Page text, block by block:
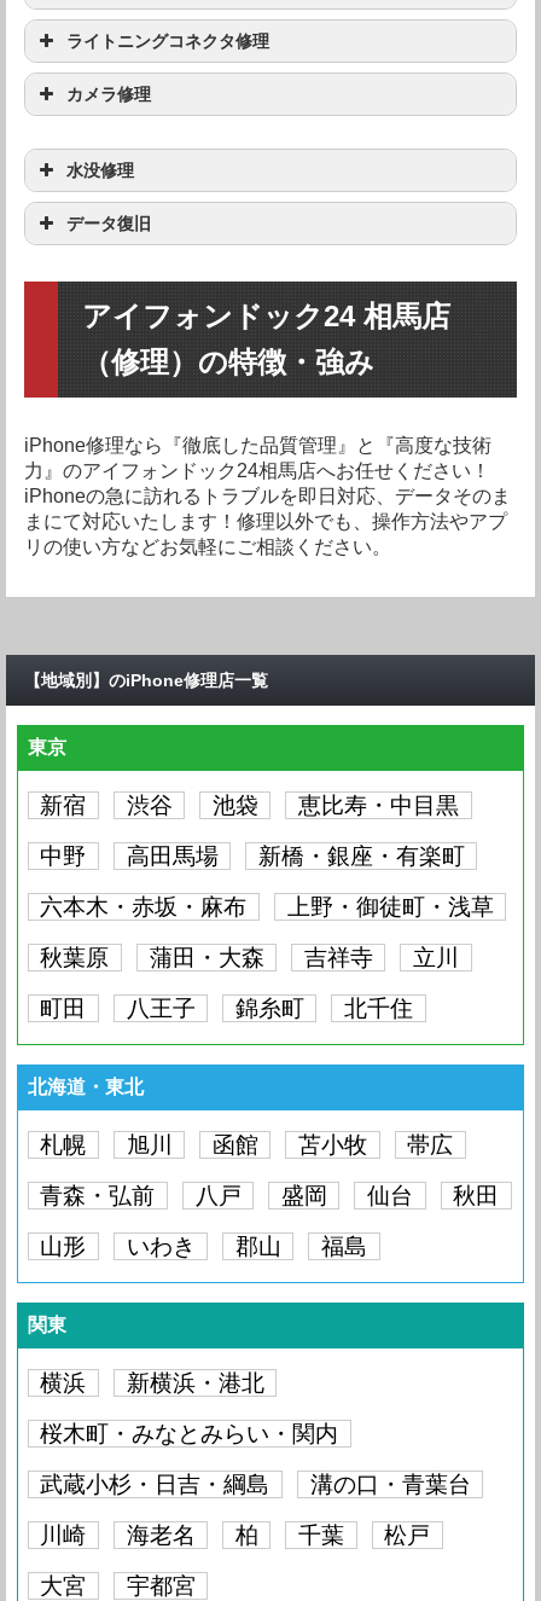
iPhone X 要問い合わせ
iPhone8 Plus
iPhone7 Plus 要問い合わせ
iPhone7 要問い合わせ
iPhone SE 要問い合わせ
iPhone6S Plus 要問い合わせ
iPhone6 Plus 要問い合わせ
iPhone6 要問い合わせ
iPhone5S 要問い合わせ
iPhone5C 要問い合わせ
iPhone5 要問い合わせ
iPhone4S 要問い合わせ
iPhone4 要問い合わせ
機種 修理料金
iPhone X 要問い合わせ
iPhone8 要問い合わせ
iPhone7 Plus 要問い合わせ
iPhone7 要問い合わせ
iPhone SE 要問い合わせ
iPhone6S 要問い合わせ
iPhone6 Plus 要問い合わせ
iPhone6 要問い合わせ
iPhone5C 要問い合わせ
iPhone5
iPhone4S 要問い合わせ
iPhone4 要問い合わせ
機種 修理料金
iPhone8 Plus 要問い合わせ
iPhone8 要問い合わせ
iPhone7 Plus 要問い合わせ
iPhone7 要問い合わせ
iPhone6S Plus 要問い合わせ
iPhone6S 要問い合わせ
iPhone5S 要問い合わせ
iPhone5C
iPhone5 要問い合わせ
iPhone4S 要問い合わせ
iPhone4 要問い合わせ
ライトニングコネクタ修理
iPhone X 要問い合わせ
iPhone8 Plus 要問い合わせ
iPhone8 要問い合わせ
iPhone7 Plus 要問い合わせ
iPhone SE 要問い合わせ
iPhone6S Plus 要問い合わせ
iPhone6
iPhone5S
iPhone5C 要問い合わせ
iPhone5 要問い合わせ
iPhone4S 要問い合わせ
カメラ修理
iPhone X 要問い合わせ
要問い合わせ
iPhone8 要問い合わせ
iPhone7 要問い合わせ
iPhone SE 要問い合わせ
iPhone6 Plus
iPhone6
iPhone5S 要問い合わせ
iPhone5C 要問い合わせ
iPhone5 要問い合わせ
iPhone4S 要問い合わせ
水没修理
iPhone X 要問い合わせ
iPhone8 Plus 要問い合わせ
要問い合わせ
iPhone7 Plus 要問い合わせ
iPhone7 要問い合わせ
iPhone SE 要問い合わせ
iPhone6S Plus 要問い合わせ
iPhone6S 要問い合わせ
iPhone6 Plus 要問い合わせ
iPhone6 要問い合わせ
iPhone5C 要問い合わせ
iPhone5 要問い合わせ
iPhone4S 要問い合わせ
iPhone4 要問い合わせ
データ復旧
機種 修理料金
iPhone X 要問い合わせ
iPhone8 要問い合わせ
iPhone7 Plus 要問い合わせ
iPhone7 要問い合わせ
iPhone SE 要問い合わせ
iPhone6S Plus 要問い合わせ
iPhone6S 要問い合わせ
iPhone6 Plus 要問い合わせ
iPhone5C 要問い合わせ
iPhone5 要問い合わせ
iPhone4S 要問い合わせ
iPhone4 要問い合わせ
アイフォンドック24 相馬店
（修理）の特徴・強み
iPhone修理なら『徹底した品質管理』と『高度な技術
力』のアイフォンドック24相馬店へお任せください！
iPhoneの急に訪れるトラブルを即日対応、データそのま
まにて対応いたします！​修理以外でも、操作方法やアプ
リの使い方などお気軽にご相談ください。
【地域別】のiPhone修理店一覧
東京
新宿 渋谷 池袋
恵比寿・中目黒
中野
高田馬場
新橋・銀座・有楽町
六本木・赤坂・麻布
上野・御徒町・浅草
秋葉原
蒲田・大森 吉祥寺
立川
町田
八王子 錦糸町 北千住
北海道・東北
札幌 旭川 函館 苫小牧
帯広
青森・弘前
八戸 盛岡 仙台
秋田
山形
いわき 郡山 福島
関東
横浜
新横浜・港北
桜木町・みなとみらい・関内
武蔵小杉・日吉・綱島
溝の口・青葉台
川崎
海老名 柏 千葉
松戸
大宮
宇都宮